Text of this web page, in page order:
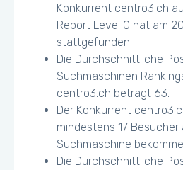
Konkurrent centro3.ch
Report Level 0 hat am
stattgefunden.
Die Durchschnittliche
Suchmaschinen
centro3.ch beträgt 63.
Der Konkurrent
mindestens 17 Besucher
Suchmaschine
Die Durchschnittliche